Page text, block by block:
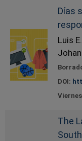
Días
Luis
DOI:
The